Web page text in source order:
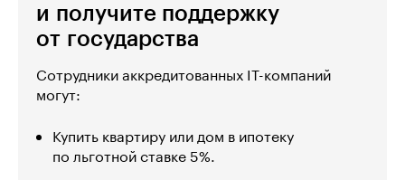
и получите поддержку
от государства
Сотрудники аккредитованных IT-компаний
могут:
Купить квартиру или дом в ипотеку
по льготной ставке 5%.